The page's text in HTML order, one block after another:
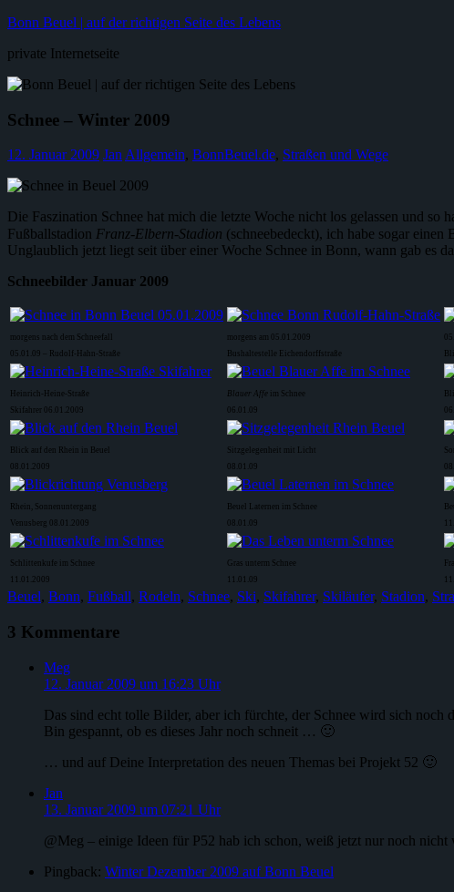
Zum
springen
Bonn Beuel | auf der richtigen Seite des Lebens
private Internetseite
Schnee – Winter 2009
12. Januar 2009 JanAllgemein, BonnBeuel.de, Straßen und Wege
Die Faszination Schnee hat mich die letzte Woche nicht los gelassen und
Fußballstadion Franz-Elbern-Stadion (schneebedeckt), ich habe sogar
Unglaublich jetzt liegt seit über einer Woche Schnee in Bonn, wann gab es
Schneebilder Januar 2009
morgens nach dem Schneefall
05.01.09 – Rudolf-Hahn-Straße
morgens am 05.01.2009
Bushaltestelle Eichendorffstraße
Heinrich-Heine-Straße
Skifahrer 06.01.2009
Blauer Affe im Schnee
06.01.09
Blick auf den Rhein in Beuel
08.01.2009
Sitzgelegenheit mit Licht
08.01.09
Rhein, Sonnenuntergang
Venusberg 08.01.2009
Beuel Laternen im Schnee
08.01.09
Schlittenkufe im Schnee
11.01.2009
Gras unterm Schnee
11.01.09
Beuel, Bonn, Fußball, Rodeln, Schnee, Ski, Skifahrer, Skiläufer, Stadion,
3 Kommentare
Meg
12. Januar 2009 um 16:23 Uhr
Das sind echt tolle Bilder, aber ich fürchte, der Schnee wird sich noch
Bin gespannt, ob es dieses Jahr noch schneit … 🙂
… und auf Deine Interpretation des neuen Themas bei Projekt 52 🙂
Jan
13. Januar 2009 um 07:21 Uhr
@Meg – einige Ideen für P52 hab ich schon, weiß jetzt nur noch
Pingback: Winter Dezember 2009 auf Bonn Beuel